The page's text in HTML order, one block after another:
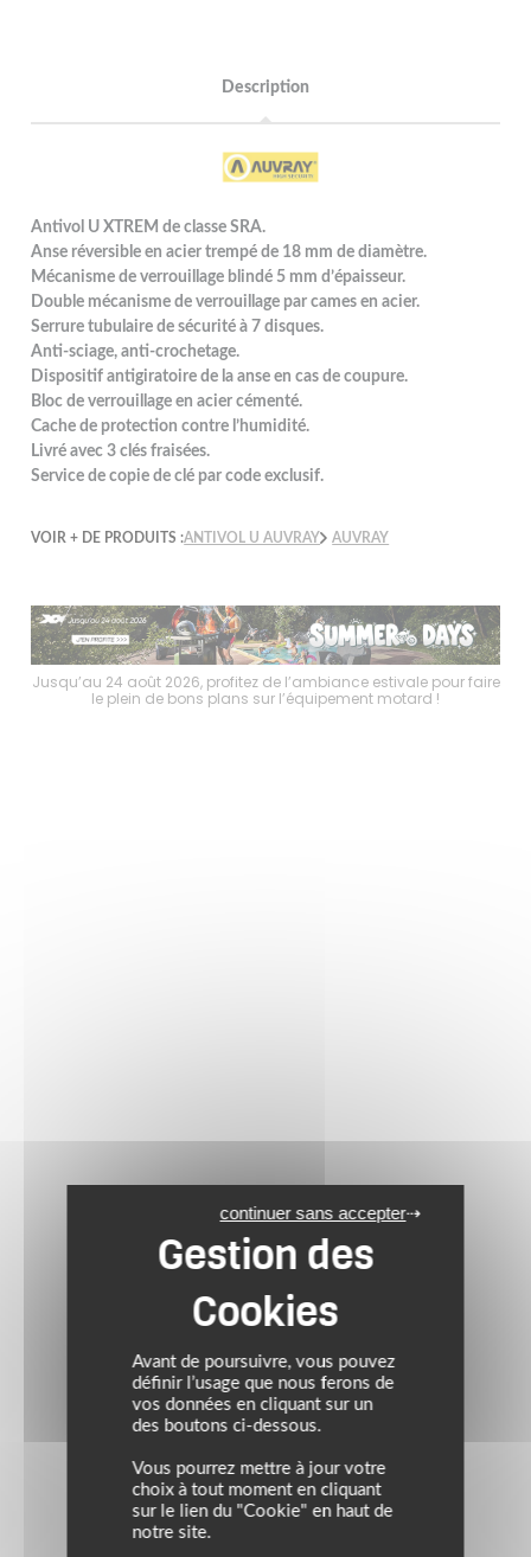
Description
Antivol U XTREM de classe SRA.
Anse réversible en acier trempé de 18 mm de diamètre.
Mécanisme de verrouillage blindé 5 mm d’épaisseur.
Double mécanisme de verrouillage par cames en acier.
Serrure tubulaire de sécurité à 7 disques.
Anti-sciage, anti-crochetage.
Dispositif antigiratoire de la anse en cas de coupure.
Bloc de verrouillage en acier cémenté.
Cache de protection contre l’humidité.
Livré avec 3 clés fraisées.
Service de copie de clé par code exclusif.
VOIR + DE PRODUITS :ANTIVOL U AUVRAY AUVRAY
Jusqu’au 24 août 2026, profitez de l’ambiance estivale pour faire
le plein de bons plans sur l’équipement motard !
Avant de poursuivre, vous pouvez
définir l’usage que nous ferons de
vos données en cliquant sur un
des boutons ci-dessous.
Vous pourrez mettre à jour votre
choix à tout moment en cliquant
sur le lien du "Cookie" en haut de
notre site.
continuer sans accepter